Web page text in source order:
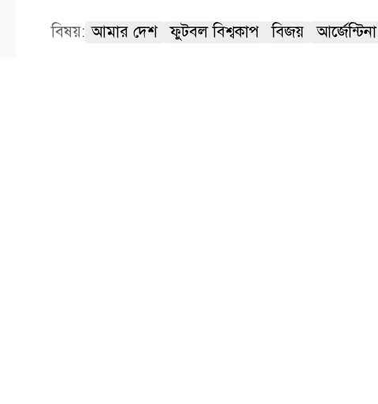
বিষয়: আমার দেশ ফুটবল বিশ্বকাপ বিজয় আর্জেন্টিনা